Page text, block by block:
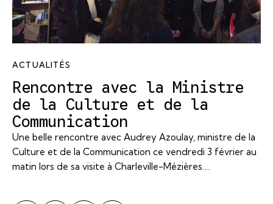
ACTUALITÉS
Rencontre avec la Ministre
de la Culture et de la
Communication
Une belle rencontre avec Audrey Azoulay, ministre de la
Culture et de la Communication ce vendredi 3 février au
matin lors de sa visite à Charleville-Mézières.…